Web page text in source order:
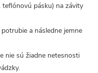
pásku) na závity
a následne jemne
nie sú žiadne netesnosti